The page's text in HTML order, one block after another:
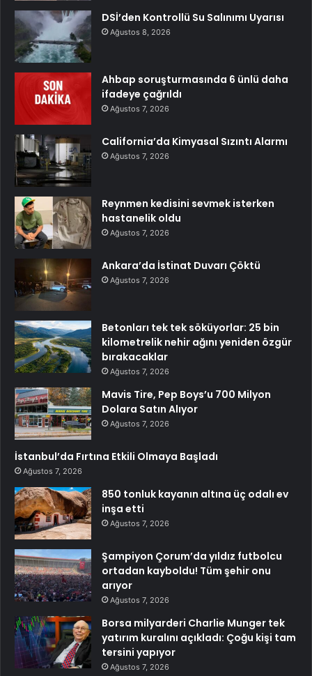
DSİ’den Kontrollü Su Salınımı Uyarısı
Ağustos 8, 2026
Ahbap soruşturmasında 6 ünlü daha
ifadeye çağrıldı
Ağustos 7, 2026
California’da Kimyasal Sızıntı Alarmı
Ağustos 7, 2026
Reynmen kedisini sevmek isterken
hastanelik oldu
Ağustos 7, 2026
Ankara’da İstinat Duvarı Çöktü
Ağustos 7, 2026
Betonları tek tek söküyorlar: 25 bin
kilometrelik nehir ağını yeniden özgür
bırakacaklar
Ağustos 7, 2026
Mavis Tire, Pep Boys’u 700 Milyon
Dolara Satın Alıyor
Ağustos 7, 2026
İstanbul’da Fırtına Etkili Olmaya Başladı
Ağustos 7, 2026
850 tonluk kayanın altına üç odalı ev
inşa etti
Ağustos 7, 2026
Şampiyon Çorum’da yıldız futbolcu
ortadan kayboldu! Tüm şehir onu
arıyor
Ağustos 7, 2026
Borsa milyarderi Charlie Munger tek
yatırım kuralını açıkladı: Çoğu kişi tam
tersini yapıyor
Ağustos 7, 2026